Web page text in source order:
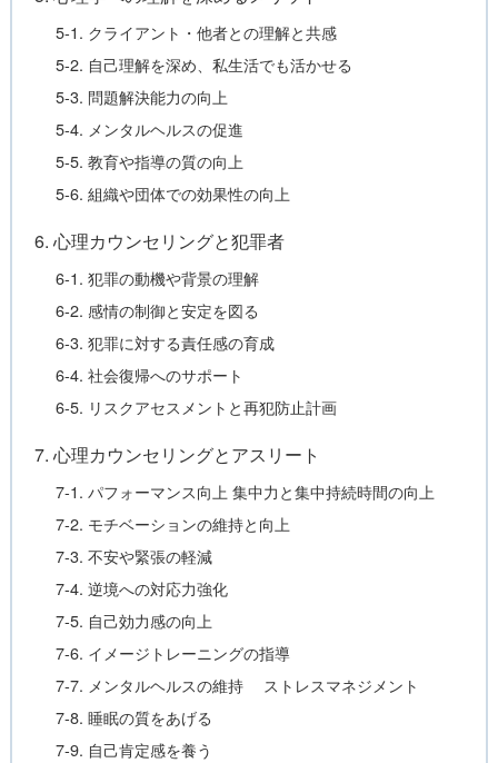
5-1. クライアント・他者との理解と共感
5-2. 自己理解を深め、私生活でも活かせる
5-3. 問題解決能力の向上
5-4. メンタルヘルスの促進
5-5. 教育や指導の質の向上
5-6. 組織や団体での効果性の向上
6. 心理カウンセリングと犯罪者
6-1. 犯罪の動機や背景の理解
6-2. 感情の制御と安定を図る
6-3. 犯罪に対する責任感の育成
6-4. 社会復帰へのサポート
6-5. リスクアセスメントと再犯防止計画
7. 心理カウンセリングとアスリート
7-1. パフォーマンス向上 集中力と集中持続時間の向上
7-2. モチベーションの維持と向上
7-3. 不安や緊張の軽減
7-4. 逆境への対応力強化
7-5. 自己効力感の向上
7-6. イメージトレーニングの指導
7-7. メンタルヘルスの維持 ストレスマネジメント
7-8. 睡眠の質をあげる
7-9. 自己肯定感を養う